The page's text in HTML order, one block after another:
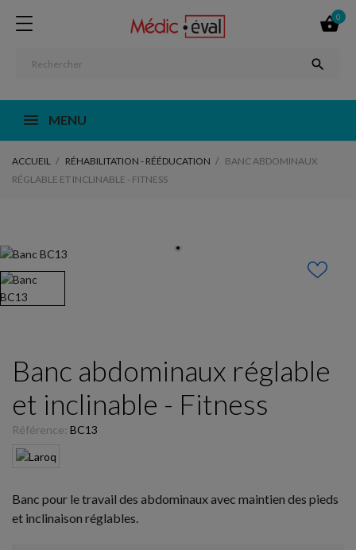

0

MENU
ACCUEIL RÉHABILITATION - RÉÉDUCATION
BANC ABDOMINAUX
RÉGLABLE ET INCLINABLE - FITNESS
Banc abdominaux réglable
et inclinable - Fitness
Référence: BC13
Banc pour le travail des abdominaux avec maintien des pieds
et inclinaison réglables.